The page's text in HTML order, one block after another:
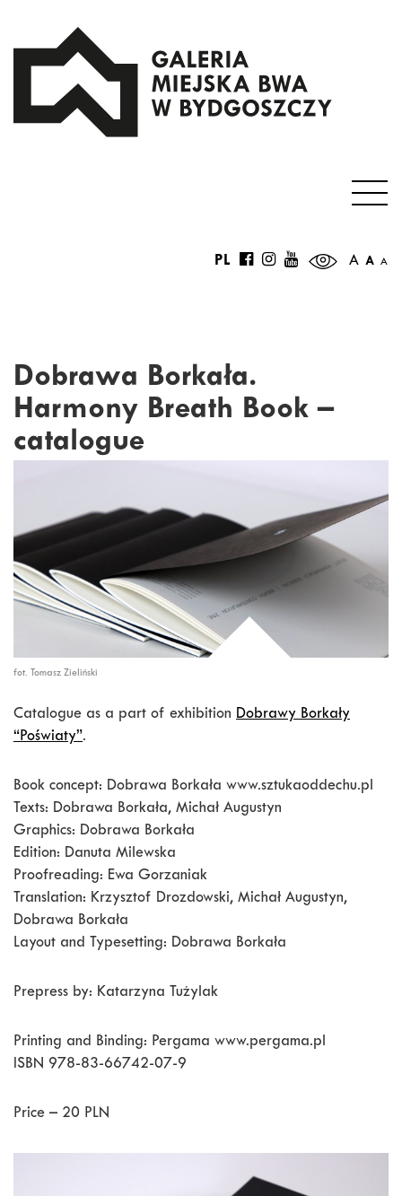
A A A
PL
Dobrawa Borkała.
Harmony Breath Book –
catalogue
fot. Tomasz Zieliński
Catalogue as a part of exhibition Dobrawy Borkały
“Poświaty”.
Book concept: Dobrawa Borkała www.sztukaoddechu.pl
Texts: Dobrawa Borkała, Michał Augustyn
Graphics: Dobrawa Borkała
Edition: Danuta Milewska
Proofreading: Ewa Gorzaniak
Translation: Krzysztof Drozdowski, Michał Augustyn,
Dobrawa Borkała
Layout and Typesetting: Dobrawa Borkała
Prepress by: Katarzyna Tużylak
Printing and Binding: Pergama www.pergama.pl
ISBN 978-83-66742-07-9
Price – 20 PLN